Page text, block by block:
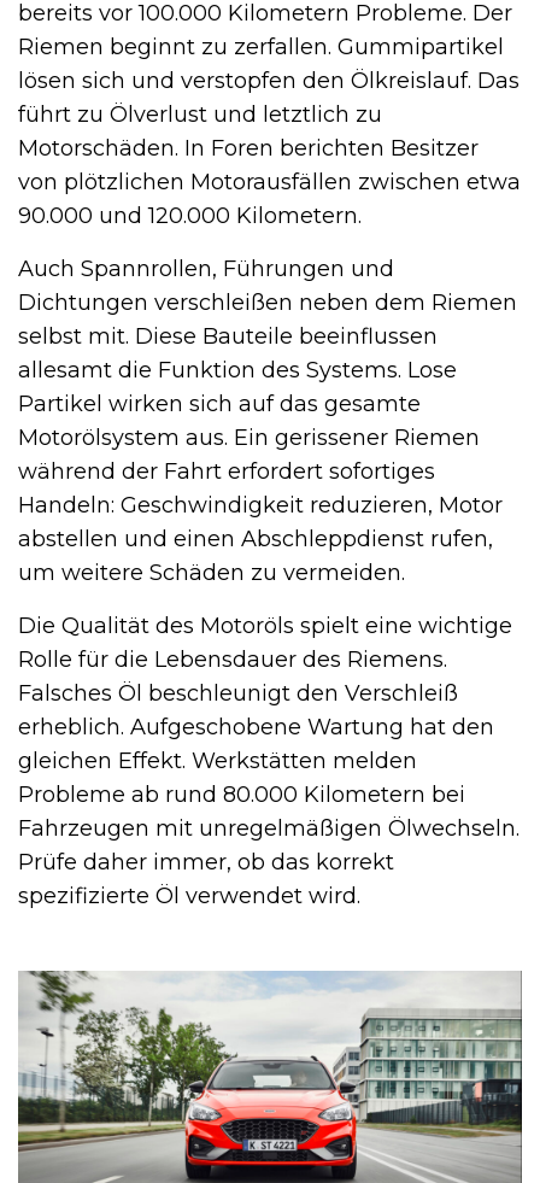
bereits vor 100.000 Kilometern Probleme. Der
Riemen beginnt zu zerfallen. Gummipartikel
lösen sich und verstopfen den Ölkreislauf. Das
führt zu Ölverlust und letztlich zu
Motorschäden. In Foren berichten Besitzer
von plötzlichen Motorausfällen zwischen etwa
90.000 und 120.000 Kilometern.
Auch Spannrollen, Führungen und
Dichtungen verschleißen neben dem Riemen
selbst mit. Diese Bauteile beeinflussen
allesamt die Funktion des Systems. Lose
Partikel wirken sich auf das gesamte
Motorölsystem aus. Ein gerissener Riemen
während der Fahrt erfordert sofortiges
Handeln: Geschwindigkeit reduzieren, Motor
abstellen und einen Abschleppdienst rufen,
um weitere Schäden zu vermeiden.
Die Qualität des Motoröls spielt eine wichtige
Rolle für die Lebensdauer des Riemens.
Falsches Öl beschleunigt den Verschleiß
erheblich. Aufgeschobene Wartung hat den
gleichen Effekt. Werkstätten melden
Probleme ab rund 80.000 Kilometern bei
Fahrzeugen mit unregelmäßigen Ölwechseln.
Prüfe daher immer, ob das korrekt
spezifizierte Öl verwendet wird.